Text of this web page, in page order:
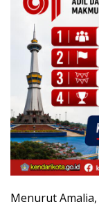
Menurut